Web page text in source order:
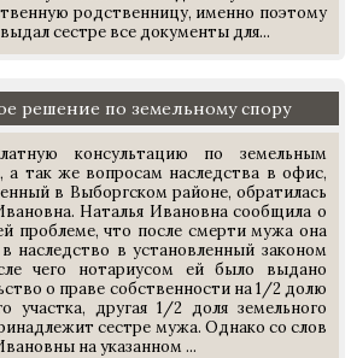
родственницу, именно поэтому
сестре все документы для...
решение по земельному спору
консультацию по земельным
а так же вопросам наследства в офис,
в Выборгском районе, обратилась
Наталья Ивановна сообщила о
проблеме, что после смерти мужа она
наследство в установленный законом
чего нотариусом ей было выдано
о праве собственности на 1/2 долю
участка, другая 1/2 доля земельного
сестре мужа. Однако со слов
на указанном ...